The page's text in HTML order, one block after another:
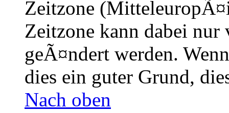
Zeitzone
Zeitzone kann dabei
geÃ¤ndert werden.
dies ein guter Grund,
Nach oben